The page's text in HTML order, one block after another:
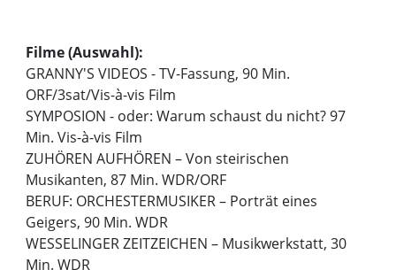
Filme (Auswahl):
GRANNY'S VIDEOS - TV-Fassung, 90 Min.
ORF/3sat/Vis-à-vis Film
SYMPOSION - oder: Warum schaust du nicht? 97
Min. Vis-à-vis Film
ZUHÖREN AUFHÖREN – Von steirischen
Musikanten, 87 Min. WDR/ORF
BERUF: ORCHESTERMUSIKER – Porträt eines
Geigers, 90 Min. WDR
WESSELINGER ZEITZEICHEN – Musikwerkstatt, 30
Min. WDR